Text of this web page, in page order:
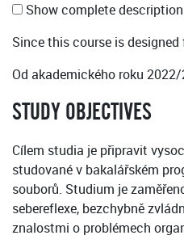
Show complete description
Since this course is
Od akademického roku
STUDY OBJECTIVES
Cílem studia je připravit
studované v bakalářském
souborů. Studium je
sebereflexe, bezchybně
znalostmi o problémech